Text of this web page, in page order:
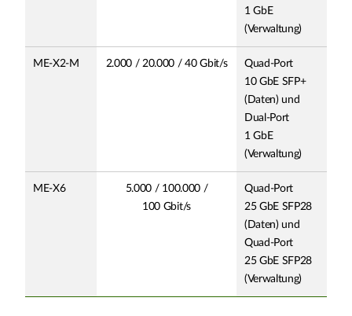
1 GbE
(Verwaltung)
ME-X2-M 2.000 / 20.000 / 40 Gbit/s
Quad-Port
10 GbE SFP+
(Daten) und
Dual-Port
1 GbE
(Verwaltung)
ME-X6
5.000 / 100.000 /
100 Gbit/s
Quad-Port
25 GbE SFP28
(Daten) und
Quad-Port
25 GbE SFP28
(Verwaltung)